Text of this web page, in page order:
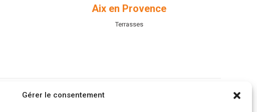
Gérer le consentement
Aix en Provence
Terrasses